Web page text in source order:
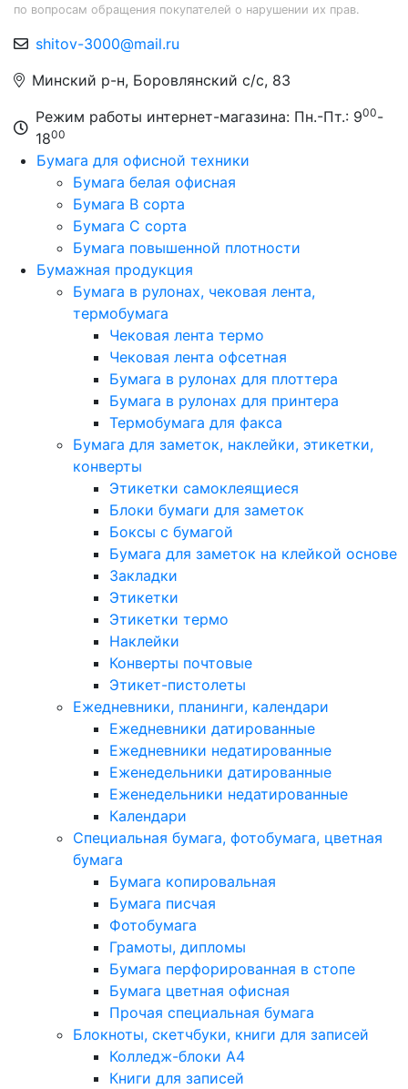
по вопросам обращения покупателей о нарушении их прав.
shitov-3000@mail.ru
Минский р-н, Боровлянский с/с, 83
Режим работы интернет-магазина: Пн.-Пт.: 900-
1800
Бумага для офисной техники
Бумага белая офисная
Бумага B сорта
Бумага C сорта
Бумага повышенной плотности
Бумажная продукция
Бумага в рулонах, чековая лента,
термобумага
Чековая лента термо
Чековая лента офсетная
Бумага в рулонах для плоттера
Бумага в рулонах для принтера
Термобумага для факса
Бумага для заметок, наклейки, этикетки,
конверты
Этикетки самоклеящиеся
Блоки бумаги для заметок
Боксы с бумагой
Бумага для заметок на клейкой основе
Закладки
Этикетки
Этикетки термо
Наклейки
Конверты почтовые
Этикет-пистолеты
Ежедневники, планинги, календари
Ежедневники датированные
Ежедневники недатированные
Еженедельники датированные
Еженедельники недатированные
Календари
Специальная бумага, фотобумага, цветная
бумага
Бумага копировальная
Бумага писчая
Фотобумага
Грамоты, дипломы
Бумага перфорированная в стопе
Бумага цветная офисная
Прочая специальная бумага
Блокноты, скетчбуки, книги для записей
Колледж-блоки А4
Книги для записей